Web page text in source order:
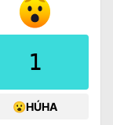
1
😮HÚHA